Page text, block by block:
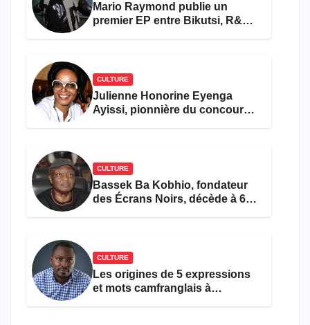
Mario Raymond publie un
premier EP entre Bikutsi, R&B
CULTURE
Julienne Honorine Eyenga
Ayissi, pionnière du concours
CULTURE
Bassek Ba Kobhio, fondateur
des Écrans Noirs, décède à 69
CULTURE
Les origines de 5 expressions
et mots camfranglais à